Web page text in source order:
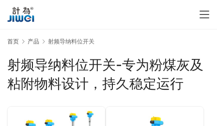
首页 产品 射频导纳料位开关
射频导纳料位开关-专为粉煤灰及
粘附物料设计，持久稳定运行